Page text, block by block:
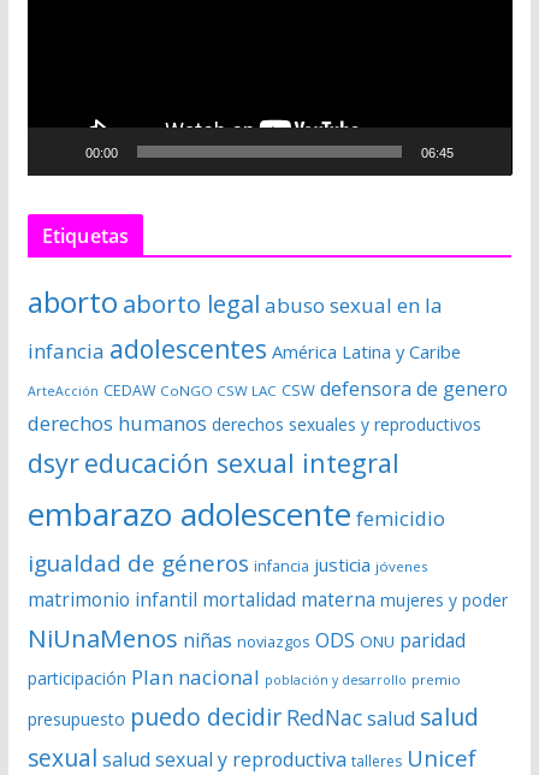
c
r
v
e
o
00:00 06:45
Etiquetas
aborto aborto legal abuso sexual en la
infancia adolescentes América Latina y Caribe
ArteAcción CEDAW CoNGO CSW LAC CSW defensora de genero
derechos humanos derechos sexuales y reproductivos
dsyreducación sexual integral
embarazo adolescente femicidio
igualdad de géneros infancia justicia jóvenes
matrimonio infantil mortalidad materna mujeres y poder
NiUnaMenos niñas noviazgos ODS ONU paridad
participación Plan nacional población y desarrollo premio
presupuesto puedo decidir RedNacsalud salud
sexual salud sexual y reproductiva talleres Unicef